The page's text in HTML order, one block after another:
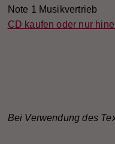
Note 1 Musikvertrieb
CD kaufen oder nur
Bei Verwendung des